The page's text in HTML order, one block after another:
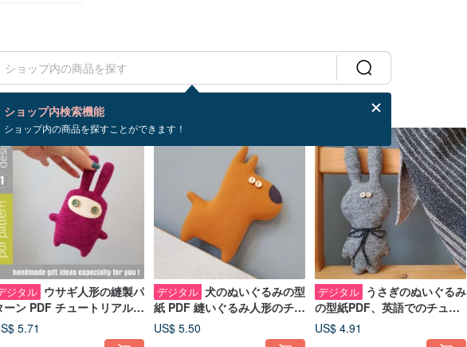
ショップ内検索機能
ショップ内の商品を探すことができます！
検索結果：71 件
ジタル ウサギ人形の縫製パ
ーン PDF チュートリアル
語)、ぬいぐるみの縫製
5.71
デジタル 犬のぬいぐるみの型
紙 PDF 縫いぐるみ人形のチュ
ートリアル (英語)、動物のぬ
いぐるみの PDF
US$ 5.50
デジタル うさぎのぬいぐるみ
の型紙PDF、英語でのチュー
トリアル。デジタルダウンロ
ード
US$ 4.91